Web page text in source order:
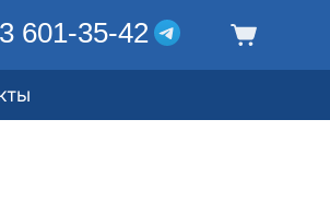
601-35-42